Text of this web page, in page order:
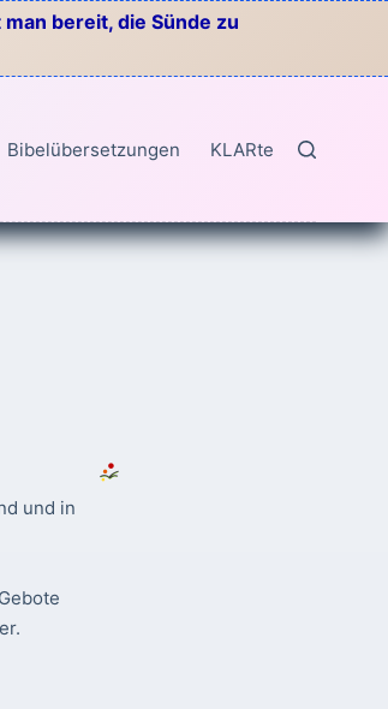
bereit, die Sünde zu
Bibelübersetzungen KLARtext
und in